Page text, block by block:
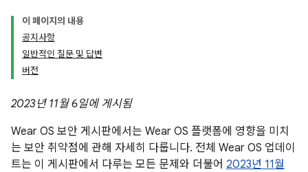
이 페이지의 내용
공지사항
일반적인 질문 및 답변
버전
2023년 11월 6일에 게시됨
Wear OS 보안 게시판에서는 Wear OS 플랫폼에 영향을 미치
는 보안 취약점에 관해 자세히 다룹니다. 전체 Wear OS 업데이
트는 이 게시판에서 다루는 모든 문제와 더불어 2023년 11월